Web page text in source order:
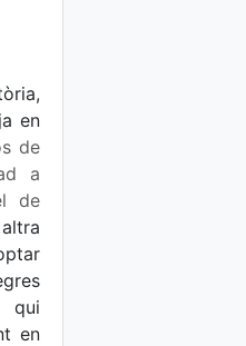
en
de
a
de
qui
en